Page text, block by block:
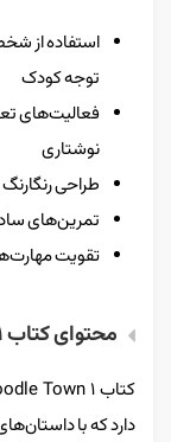
استفاده از
توجه کودک
فعالیت‌های
نوشتاری
طراحی
تمرین‌های
تقویت
محتوای کتاب doodle town 1
دارد که با